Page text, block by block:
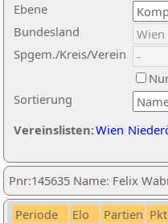
Ebene
Sortierung
Bundesland
Spgem./Kreis/Verein
Vereinslisten:Wien
Pnr:145635 Name: Felix
Periode Elo Partien